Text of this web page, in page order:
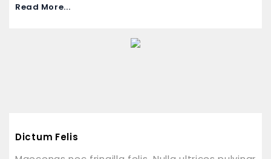
Read More...
Dictum Felis